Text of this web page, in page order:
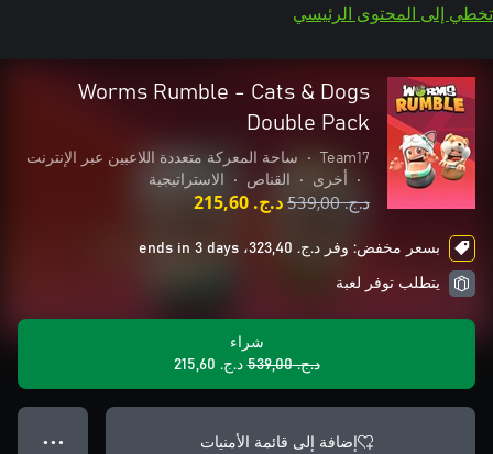
تخطي إلى المحتوى الرئيسي
Worms Rumble - Cats & Dogs
Double Pack
Team17
•
ساحة المعركة متعددة اللاعبين عبر الإنترنت
•
أخرى • القناص • الاستراتيجية
د.ج.‏ 539,00 د.ج.‏ 215,60
بسعر مخفض: وفر د.ج.‏ 323,40، ends in 3 days
يتطلب توفر لعبة
شراء
د.ج.‏ 539,00
د.ج.‏ 215,60
إضافة إلى قائمة الأمنيات ● ● ●